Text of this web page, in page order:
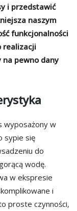
i przedstawić
naszym
funkcjonalności
realizacji
na pewno dany
wyposażony w
sypie się
do
wodę.
w ekspresie
i
proste czynności,